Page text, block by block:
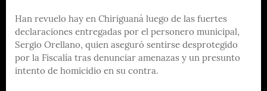
Han revuelo hay en Chiriguaná luego de las fuertes
declaraciones entregadas por el personero municipal,
Sergio Orellano, quien aseguró sentirse desprotegido
por la Fiscalía tras denunciar amenazas y un presunto
intento de homicidio en su contra.